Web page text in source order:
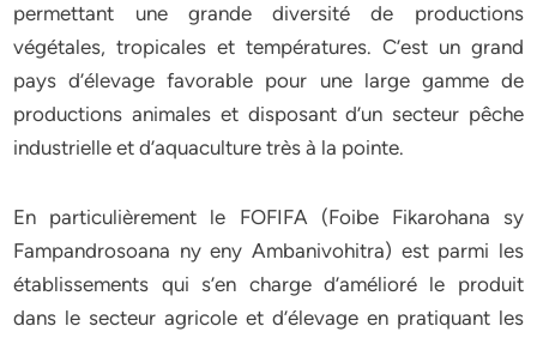
permettant une grande diversité de productions
végétales, tropicales et températures. C’est un grand
pays d’élevage favorable pour une large gamme de
productions animales et disposant d’un secteur pêche
industrielle et d’aquaculture très à la pointe.
En particulièrement le FOFIFA (Foibe Fikarohana sy
Fampandrosoana ny eny Ambanivohitra) est parmi les
établissements qui s’en charge d’amélioré le produit
dans le secteur agricole et d’élevage en pratiquant les